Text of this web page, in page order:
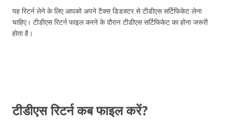
यह रिटर्न लेने के लिए आपको अपने टैक्स डिडक्टर से टीडीएस सर्टिफिकेट लेना
चाहिए। टीडीएस रिटर्न फाइल करने के दौरान टीडीएस सर्टिफिकेट का होना जरूरी
होता है।
टीडीएस रिटर्न कब फाइल करें?